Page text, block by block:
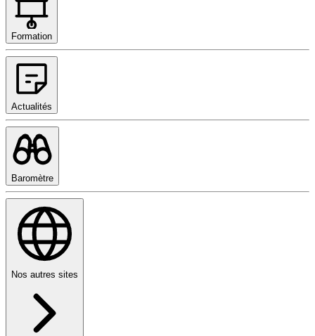
Formation
Actualités
Baromètre
Nos autres sites